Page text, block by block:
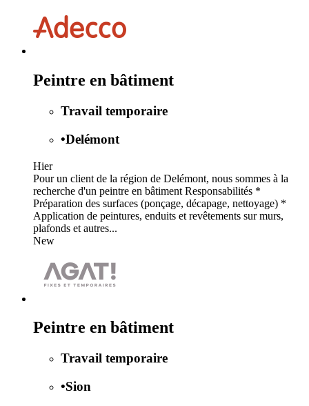
Peintre en bâtiment
Travail temporaire
•Delémont
Hier
Pour un client de la région de Delémont, nous sommes à la
recherche d'un peintre en bâtiment Responsabilités *
Préparation des surfaces (ponçage, décapage, nettoyage) *
Application de peintures, enduits et revêtements sur murs,
plafonds et autres...
New
Peintre en bâtiment
Travail temporaire
•Sion